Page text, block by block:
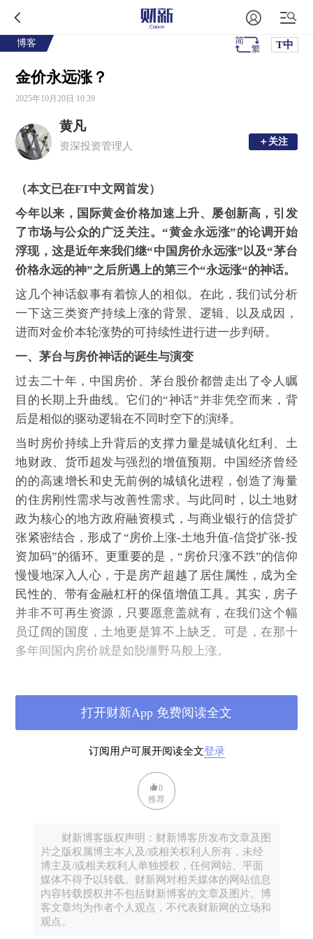
博客 T中
金价永远涨？
2025年10月20日 10:39
黄凡
资深投资管理人 ＋关注
＋关注
（本文已在FT中文网首发）
今年以来，国际黄金价格加速上升、屡创新高，引发
了市场与公众的广泛关注。“黄金永远涨”的论调开始
浮现，这是近年来我们继“中国房价永远涨”以及“茅台
价格永远的神”之后所遇上的第三个“永远涨“的神话。
这几个神话叙事有着惊人的相似。在此，我们试分析
一下这三类资产持续上涨的背景、逻辑、以及成因，
进而对金价本轮涨势的可持续性进行进一步判研。
一、茅台与房价神话的诞生与演变
过去二十年，中国房价、茅台股价都曾走出了令人瞩
目的长期上升曲线。它们的“神话”并非凭空而来，背
后是相似的驱动逻辑在不同时空下的演绎。
当时房价持续上升背后的支撑力量是城镇化红利、土
地财政、货币超发与强烈的增值预期。中国经济曾经
的的高速增长和史无前例的城镇化进程，创造了海量
的住房刚性需求与改善性需求。与此同时，以土地财
政为核心的地方政府融资模式，与商业银行的信贷扩
张紧密结合，形成了“房价上涨-土地升值-信贷扩张-投
资加码”的循环。更重要的是，“房价只涨不跌”的信仰
慢慢地深入人心，于是房产超越了居住属性，成为全
民性的、带有金融杠杆的保值增值工具。其实，房子
并非不可再生资源，只要愿意盖就有，在我们这个幅
员辽阔的国度，土地更是算不上缺乏。可是，在那十
多年间国内房价就是如脱缰野马般上涨。
河、供需失衡、资本抱团与“类货币”属性。茅台拥有
无可复制的品牌、工艺、和产地稀缺性，使其在高端
白酒市场中占据绝对垄断地位。其产量的有限性与市
场需求的持续增长形成了长期矛盾。在利率下行、优
质资产荒的背景下，机构投资者与民间资本将茅台囤
酒与长期持有茅台股票视为一门“稳赚不赔”的生意，
其股价的持续上涨又反过来强化了其作为“硬通
2007年至2017年的10年间，茅台的出厂价涨了2.5倍，
零售价同步大涨；从2018年起，以茅台公司的指导零
售价1499元根本就买不到酒，消费者真要喝茅台得找
各种黄牛平台加价买，最高时达到3000左右一瓶。并
订阅用户可展开阅读全文登录
打开财新App 免费阅读全文
0
推荐
财新博客版权声明：财新博客所发布文章及图
片之版权属博主本人及/或相关权利人所有，未经
博主及/或相关权利人单独授权，任何网站、平面
媒体不得予以转载。财新网对相关媒体的网站信息
内容转载授权并不包括财新博客的文章及图片。博
客文章均为作者个人观点，不代表财新网的立场和
观点。